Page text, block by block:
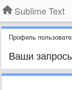
Sublime Text
Профиль
Ваши